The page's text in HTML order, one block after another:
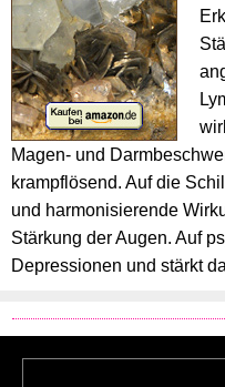
Magen- und
krampflösend. Auf die
und harmonisierende
Stärkung der Augen. Auf
Depressionen und stärkt